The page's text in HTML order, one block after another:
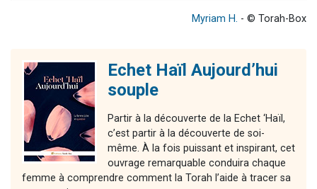
Myriam H. - © Torah-Box
Echet Haïl Aujourd’hui
souple
Partir à la découverte de la Echet ‘Haïl,
c’est partir à la découverte de soi-
même. À la fois puissant et inspirant, cet
ouvrage remarquable conduira chaque
femme à comprendre comment la Torah l’aide à tracer sa